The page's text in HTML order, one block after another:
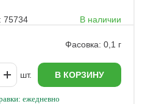
75734 В наличии
Фасовка: 0,1 г
шт. В КОРЗИНУ
ежедневно